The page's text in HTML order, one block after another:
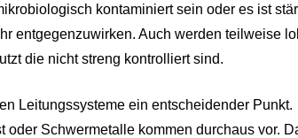
kontaminiert sein oder es ist
entgegenzuwirken. Auch werden teilweise
die nicht streng kontrolliert sind.
Leitungssysteme ein entscheidender Punkt.
oder Schwermetalle kommen durchaus vor.